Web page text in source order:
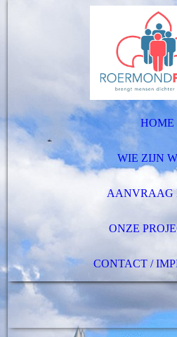
HOME
WIE ZIJN
AANVRAAG
ONZE
CONTACT /